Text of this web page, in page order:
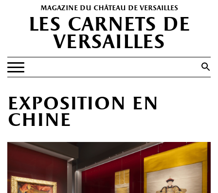
magazine du château de versailles
les carnets de
versailles
Search Button
PATRIMOINE
HISTOIRE(S)
LES +
exposition en
chine